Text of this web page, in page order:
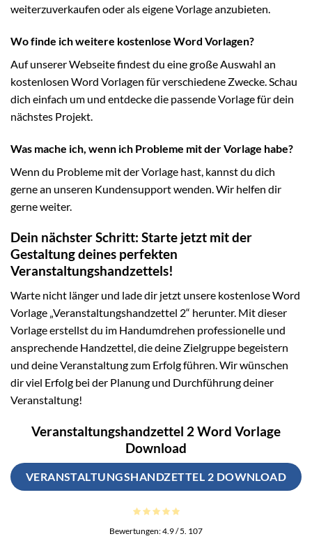
weiterzuverkaufen oder als eigene Vorlage anzubieten.
Wo finde ich weitere kostenlose Word Vorlagen?
Auf unserer Webseite findest du eine große Auswahl an
kostenlosen Word Vorlagen für verschiedene Zwecke. Schau
dich einfach um und entdecke die passende Vorlage für dein
nächstes Projekt.
Was mache ich, wenn ich Probleme mit der Vorlage habe?
Wenn du Probleme mit der Vorlage hast, kannst du dich
gerne an unseren Kundensupport wenden. Wir helfen dir
gerne weiter.
Dein nächster Schritt: Starte jetzt mit der
Gestaltung deines perfekten
Veranstaltungshandzettels!
Warte nicht länger und lade dir jetzt unsere kostenlose Word
Vorlage „Veranstaltungshandzettel 2“ herunter. Mit dieser
Vorlage erstellst du im Handumdrehen professionelle und
ansprechende Handzettel, die deine Zielgruppe begeistern
und deine Veranstaltung zum Erfolg führen. Wir wünschen
dir viel Erfolg bei der Planung und Durchführung deiner
Veranstaltung!
Veranstaltungshandzettel 2 Word Vorlage
Download
VERANSTALTUNGSHANDZETTEL 2 DOWNLOAD
Bewertungen:4.9/ 5. 107